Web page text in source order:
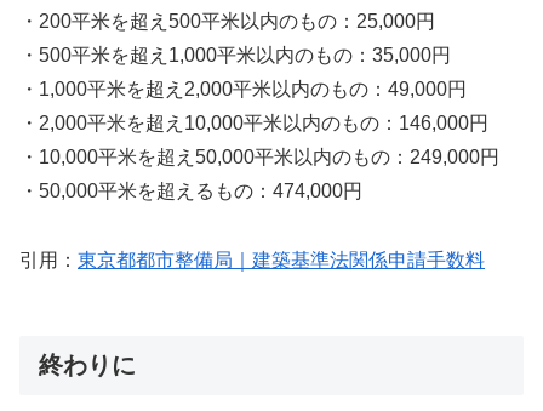
・200平米を超え500平米以内のもの：25,000円
・500平米を超え1,000平米以内のもの：35,000円
・1,000平米を超え2,000平米以内のもの：49,000円
・2,000平米を超え10,000平米以内のもの：146,000円
・10,000平米を超え50,000平米以内のもの：249,000円
・50,000平米を超えるもの：474,000円
引用： 東京都都市整備局｜建築基準法関係申請手数料
終わりに